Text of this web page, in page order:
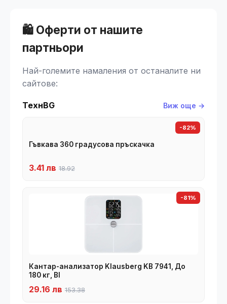
🛍️ Оферти от нашите
партньори
Най-големите намаления от останалите ни
сайтове:
ТехнBG Виж още →
-82%
Гъвкава 360 градусова пръскачка
3.41 лв 18.92
-81%
Кантар-анализатор Klausberg KB 7941, До
180 кг, BI
29.16 лв 153.38